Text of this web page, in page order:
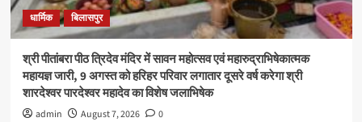
धार्मिक बिलासपुर
श्री पीतांबरा पीठ त्रिदेव मंदिर में सावन महोत्सव एवं महारुद्राभिषेकात्मक
महायज्ञ जारी, 9 अगस्त को हरिहर परिवार लगातार दूसरे वर्ष करेगा श्री
शारदेश्वर पारदेश्वर महादेव का विशेष जलाभिषेक
admin August 7, 2026 0